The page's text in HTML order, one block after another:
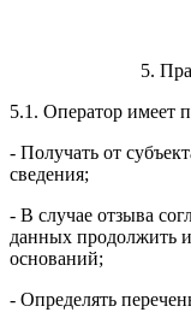
5.
5.1. Оператор имеет
- Получать от
сведения;
- В случае отзыва
данных продолжить
оснований;
- Определять